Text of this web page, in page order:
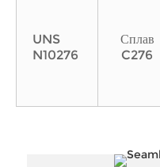
UNS
N10276
Сплав
C276